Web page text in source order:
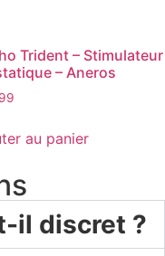
Trident – Stimulateur
– Aneros
au panier
il discret ?